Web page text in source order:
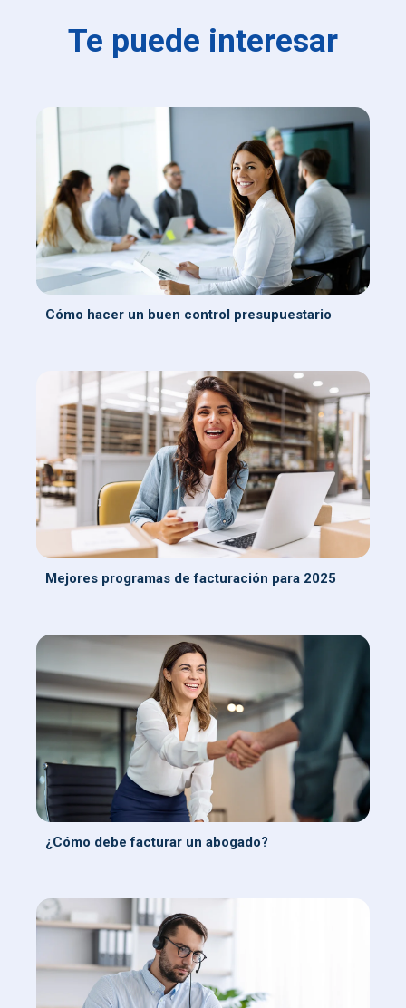
Te puede interesar
Cómo hacer un buen control presupuestario
Mejores programas de facturación para 2025
¿Cómo debe facturar un abogado?